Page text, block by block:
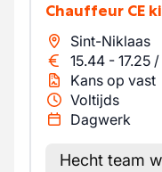
Chauffeur CE
Sint-Niklaas
15.44 - 17.25 /
Kans op vast
Voltijds
Dagwerk
Hecht team